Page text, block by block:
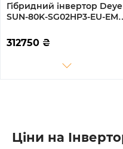
Гібридний інвертор Deye
SUN-80K-SG02HP3-EU-EM6
Wi-Fi 220/380V Трифазний
312750 ₴
Ціни на